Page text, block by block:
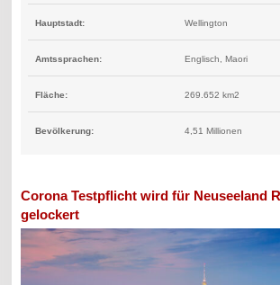
Hauptstadt: Wellington
Amtssprachen: Englisch, Maori
Fläche: 269.652 km2
Bevölkerung: 4,51 Millionen
Corona Testpflicht wird für Neuseeland
gelockert